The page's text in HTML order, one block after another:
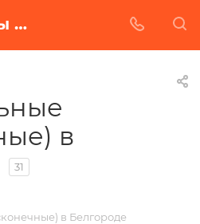
Купить ленты шлифовальные (бесконечные) в Белгороде | Низкая цена от производителя
в
31
в Белгороде